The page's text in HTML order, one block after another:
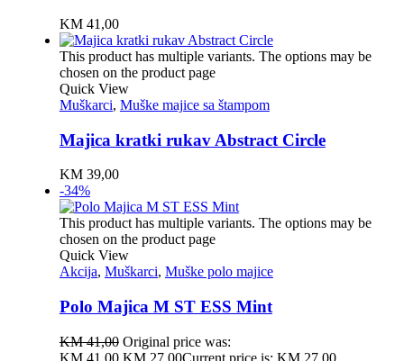
KM41,00
This product has multiple variants. The options may be
chosen on the product page
Quick View
Muškarci, Muške majice sa štampom
Majica kratki rukav Abstract Circle
KM39,00
-34%
This product has multiple variants. The options may be
chosen on the product page
Quick View
Akcija, Muškarci, Muške polo majice
Polo Majica M ST ESS Mint
KM41,00 Original price was:
KM 41,00. KM27,00Current price is: KM 27,00.